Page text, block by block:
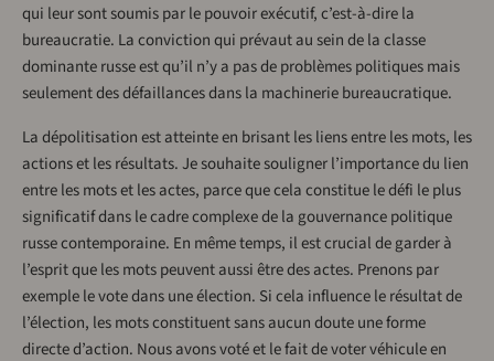
qui leur sont soumis par le pouvoir exécutif, c’est-à-dire la
bureaucratie. La conviction qui prévaut au sein de la classe
dominante russe est qu’il n’y a pas de problèmes politiques mais
seulement des défaillances dans la machinerie bureaucratique.
La dépolitisation est atteinte en brisant les liens entre les mots, les
actions et les résultats. Je souhaite souligner l’importance du lien
entre les mots et les actes, parce que cela constitue le défi le plus
significatif dans le cadre complexe de la gouvernance politique
russe contemporaine. En même temps, il est crucial de garder à
l’esprit que les mots peuvent aussi être des actes. Prenons par
exemple le vote dans une élection. Si cela influence le résultat de
l’élection, les mots constituent sans aucun doute une forme
directe d’action. Nous avons voté et le fait de voter véhicule en